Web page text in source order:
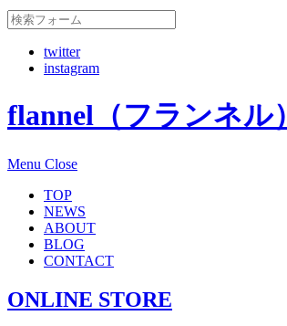
twitter
instagram
flannel（フランネル）
Menu Close
TOP
NEWS
ABOUT
BLOG
CONTACT
ONLINE STORE